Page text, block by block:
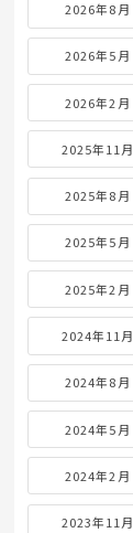
2026年8月
2026年5月
2026年2月
2025年11月
2025年8月
2025年5月
2025年2月
2024年11月
2024年8月
2024年5月
2024年2月
2023年11月